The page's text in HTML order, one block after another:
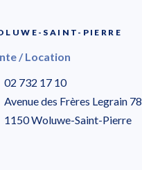
SAINT-PIERRE
/ Location
02 732 17 10
Avenue des Frères Legrain
1150 Woluwe-Saint-Pierre